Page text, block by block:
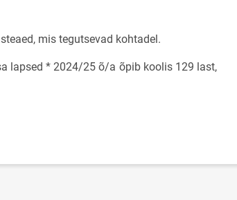
mis tegutsevad kohtadel.
lapsed * 2024/25 õ/a õpib koolis 129 last,